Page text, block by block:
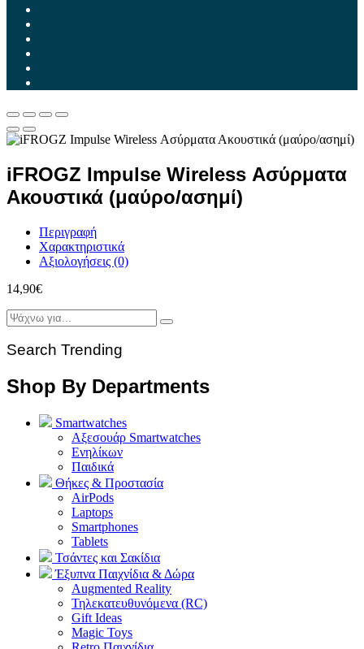
iFROGZ Impulse Wireless Ασύρματα
Ακουστικά (μαύρο/ασημί)
Περιγραφή
Χαρακτηριστικά
Αξιολογήσεις (0)
14,90€
Search Trending
Shop By Departments
Smartwatches
Αξεσουάρ Smartwatches
Ενηλίκων
Παιδικά
Θήκες & Προστασία
AirPods
Laptops
Smartphones
Tablets
Τσάντες και Σακίδια
Έξυπνα Παιχνίδια & Δώρα
Augmented Reality
Τηλεκατευθυνόμενα (RC)
Gift Ideas
Magic Toys